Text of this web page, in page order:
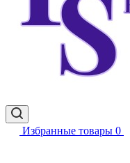
Избранные товары 0